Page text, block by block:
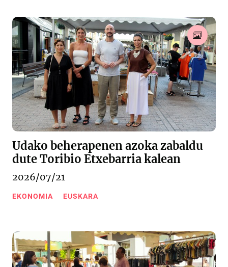
Udako beherapenen azoka zabaldu
dute Toribio Etxebarria kalean
2026/07/21
EKONOMIA EUSKARA